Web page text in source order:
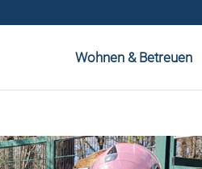
Wohnen & Betreuen